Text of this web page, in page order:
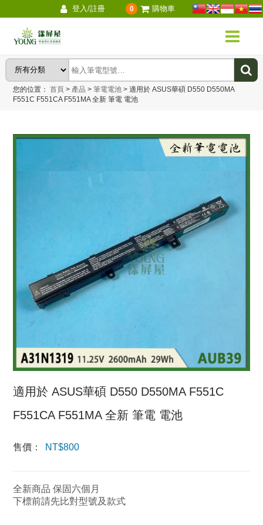
登入/註冊 0 購物車
您的位置：首頁 > 產品 > 筆電電池 > 適用於 ASUS華碩 D550 D550MA
F551C F551CA F551MA 全新 筆電 電池
適用於 ASUS華碩 D550 D550MA F551C
F551CA F551MA 全新 筆電 電池
售價： NT$800
全新商品 保固六個月
下標前請先比對型號及款式